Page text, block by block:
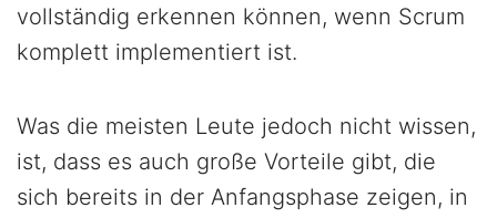
vollständig erkennen können, wenn Scrum
komplett implementiert ist.
Was die meisten Leute jedoch nicht wissen,
ist, dass es auch große Vorteile gibt, die
sich bereits in der Anfangsphase zeigen, in